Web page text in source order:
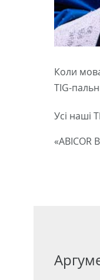
Коли
TIG-
Усі наші
«ABICOR